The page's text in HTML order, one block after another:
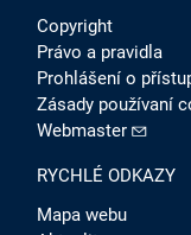
Copyright
Právo a pravidla
Prohlášení o
Zásady používaní
Webmaster
RYCHLÉ ODKAZY
Mapa webu